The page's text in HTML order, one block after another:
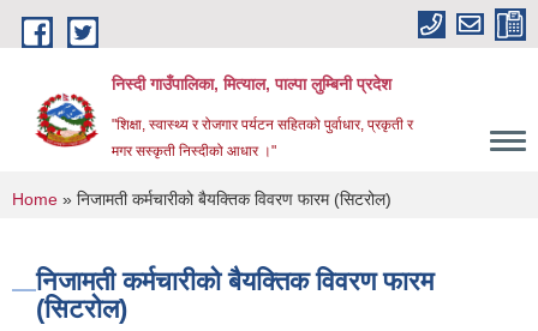
Skip to main content
निस्दी गाउँपालिका, मित्याल, पाल्पा लुम्बिनी प्रदेश
"शिक्षा, स्वास्थ्य र रोजगार पर्यटन सहितको पुर्वाधार, प्रकृती र
मगर सस्कृती निस्दीको आधार ।"
You are here
Home » निजामती कर्मचारीको बैयक्तिक विवरण फारम (सिटरोल)
निजामती कर्मचारीको बैयक्तिक विवरण फारम
(सिटरोल)